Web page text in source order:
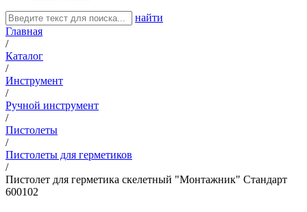
найти
Главная
/
Каталог
/
Инструмент
/
Ручной инструмент
/
Пистолеты
/
Пистолеты для герметиков
/
Пистолет для герметика скелетный "Монтажник" Стандарт
600102